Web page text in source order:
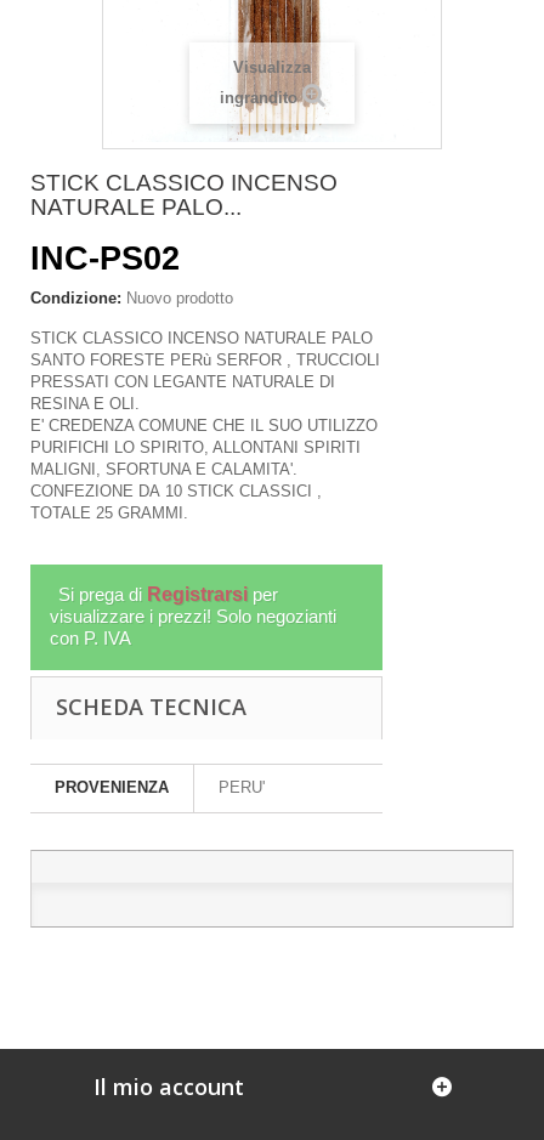
Visualizza
ingrandito
STICK CLASSICO INCENSO
NATURALE PALO...
INC-PS02
Condizione: Nuovo prodotto
STICK CLASSICO INCENSO NATURALE PALO
SANTO FORESTE PERù SERFOR , TRUCCIOLI
PRESSATI CON LEGANTE NATURALE DI
RESINA E OLI.
E' CREDENZA COMUNE CHE IL SUO UTILIZZO
PURIFICHI LO SPIRITO, ALLONTANI SPIRITI
MALIGNI, SFORTUNA E CALAMITA'.
CONFEZIONE DA 10 STICK CLASSICI ,
TOTALE 25 GRAMMI.
Si prega di Registrarsi per
visualizzare i prezzi! Solo negozianti
con P. IVA
SCHEDA TECNICA
PROVENIENZA PERU'
Il mio account